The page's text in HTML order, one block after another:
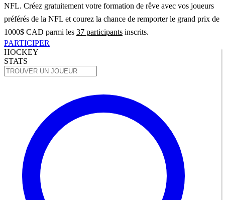
NFL. Créez gratuitement votre formation de rêve avec vos joueurs
préférés de la NFL et courez la chance de remporter le grand prix de
1000$ CAD parmi les 37 participants inscrits.
PARTICIPER
HOCKEY
STATS